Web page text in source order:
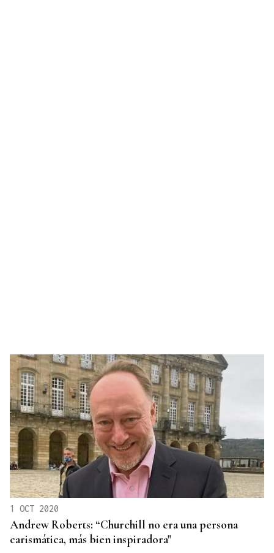
1 OCT 2020
Andrew Roberts: “Churchill no era una persona
carismática, más bien inspiradora"